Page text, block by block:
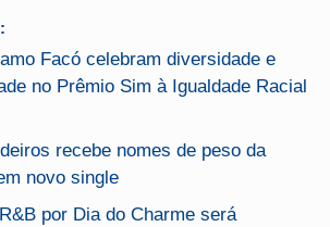
Facó celebram diversidade e
no Prêmio Sim à Igualdade Racial
recebe nomes de peso da
novo single
por Dia do Charme será